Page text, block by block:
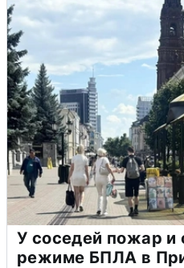
У соседей пожар и
режиме БПЛА в